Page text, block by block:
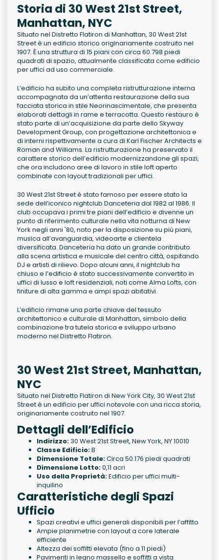
Storia di 30 West 21st Street,
Manhattan, NYC
Situato nel Distretto Flatiron di Manhattan, 30 West 21st
Street è un edificio storico originariamente costruito nel
1907. È una struttura di 15 piani con circa 60.798 piedi
quadrati di spazio, attualmente classificata come edificio
per uffici ad uso commerciale.
L’edificio ha subito una completa ristrutturazione interna
accompagnata da un’attenta restaurazione della sua
facciata storica in stile Neorinascimentale, che presenta
elaborati dettagli in rame e terracotta. Questo restauro è
stato parte di un’acquisizione da parte dello Skyway
Development Group, con progettazione architettonica e
di interni rispettivamente a cura di Karl Fischer Architects e
Roman and Williams. La ristrutturazione ha preservato il
carattere storico dell’edificio modernizzandone gli spazi,
che ora includono aree di lavoro in stile loft aperto
combinate con layout tradizionali per uffici.
30 West 21st Street è stato famoso per essere stato la
sede dell’iconico nightclub Danceteria dal 1982 al 1986. Il
club occupava i primi tre piani dell’edificio e divenne un
punto di riferimento culturale nella vita notturna di New
York negli anni '80, noto per la disposizione su più piani,
musica all’avanguardia, videoarte e clientela
diversificata. Danceteria ha dato un grande contributo
alla scena artistica e musicale del centro città, ospitando
DJ e artisti di rilievo. Dopo alcuni anni, il nightclub ha
chiuso e l’edificio è stato successivamente convertito in
uffici di lusso e loft residenziali, noti come Alma Lofts, con
finiture di alta gamma e ampi spazi abitativi.
L’edificio rimane una parte chiave del tessuto
architettonico e culturale di Manhattan, simbolo della
combinazione tra tutela storica e sviluppo urbano
moderno nel Distretto Flatiron.
30 West 21st Street, Manhattan,
NYC
Situato nel Distretto Flatiron di New York City, 30 West 21st
Street è un edificio per uffici notevole con una ricca storia,
originariamente costruito nel 1907.
Dettagli dell’Edificio
Indirizzo:30 West 21st Street, New York, NY 10010
Classe Edificio:B
Dimensione Totale:Circa 50.176 piedi quadrati
Dimensione Lotto:0,11 acri
Uso della Proprietà:Edificio per uffici multi-
inquilino
Caratteristiche degli Spazi
Ufficio
Spazi creativi e uffici generali disponibili per l’affitto
Ampie planimetrie con layout a core laterale
efficiente
Altezza dei soffitti elevata (fino a 11 piedi)
Pavimenti in legno massello e soffitti a vista